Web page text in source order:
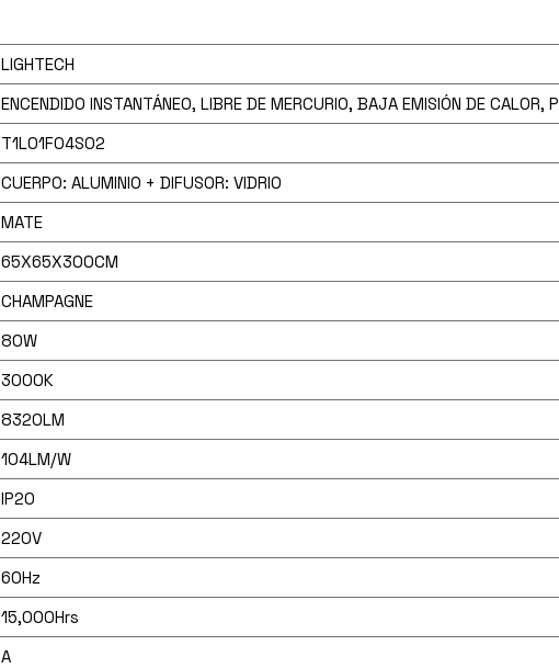
LIGHTECH
ENCENDIDO INSTANTÁNEO, LIBRE DE MERCURIO, BAJA EMISIÓN DE CALOR,
T1L01F04S02
CUERPO: ALUMINIO + DIFUSOR: VIDRIO
MATE
65X65X300CM
CHAMPAGNE
80W
3000K
8320LM
104LM/W
IP20
220V
60Hz
15,000Hrs
A